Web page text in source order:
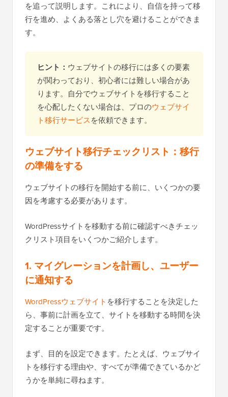
を追って説明します。これにより、自信を持って移
行を進め、よくある落とし穴を避けることができま
す。
ヒント： ウェブサイトの移行には多くの要素
が関わっており、初心者には難しい場合があ
ります。自分でウェブサイトを移行すること
を心配したくない場合は、プロのウェブサイ
ト移行サービスを依頼できます。
ウェブサイト移行チェックリスト：移行
の準備をする
ウェブサイトの移行を開始する前に、いくつかの要
因を考慮する必要があります。
WordPressサイトを移動する前に確認すべきチェッ
クリスト項目をいくつかご紹介します。
1. マイグレーションを計画し、ユーザー
に通知する
WordPressウェブサイト を移行することを決定した
ら、事前に計画を立て、サイトを移動する時間を決
定することが重要です。
まず、目的を設定できます。たとえば、ウェブサイ
トを移行する理由や、すべてが準備できているかど
うかを単純に尋ねます。